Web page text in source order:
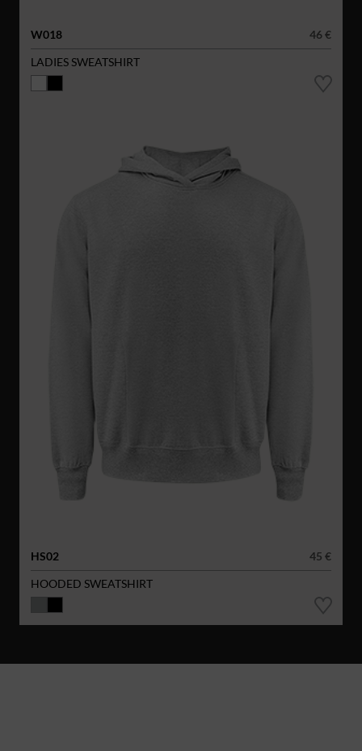
W018
46 €
LADIES SWEATSHIRT
HS02
45 €
HOODED SWEATSHIRT